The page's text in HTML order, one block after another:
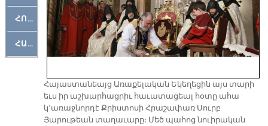
ՀՈԳԵՄՏԱՒՈՐ
ՀԱՐԹԱԿ
Հայաստանեայց Առաքելական Եկեղեցին այս տարի
եւս իր աշխարհացրիւ հաւատացեալ հօտը ահա
կ՚առաջնորդէ Քրիստոսի Հրաշափառ Սուրբ
Յարութեան տաղաւարը։ Մեծ պահոց նուիրական